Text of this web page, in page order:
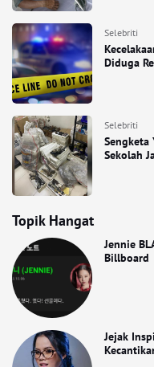
Selebriti
Diduga
Selebriti
Sengketa
Sekolah
Topik Hangat
Jennie
Billboard
Jejak